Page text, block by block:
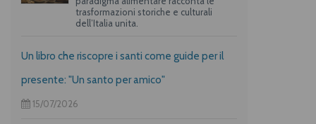
trasformazioni storiche e culturali
dell’Italia unita.
Un libro che riscopre i santi come guide per il
presente: "Un santo per amico"
15/07/2026